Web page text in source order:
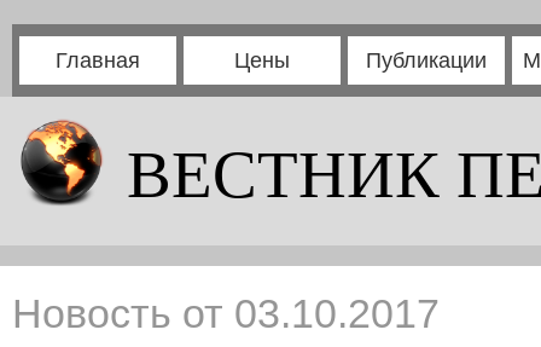
Главная Цены Публикации
ВЕСТНИК
Новость от 03.10.2017